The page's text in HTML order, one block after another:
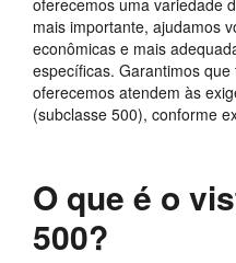
oferecemos uma variedade
mais importante, ajudamos
econômicas e mais
específicas. Garantimos
oferecemos atendem às
(subclasse 500), conforme
O que é o
500?